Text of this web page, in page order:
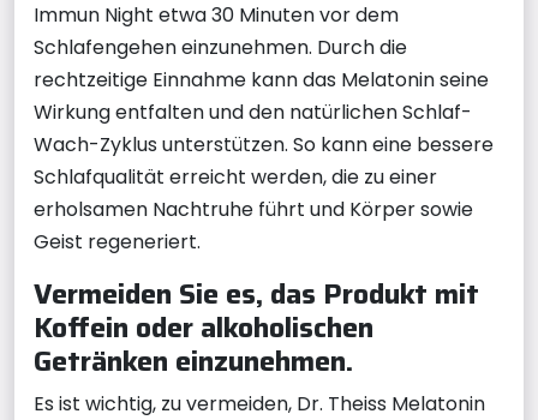
Immun Night etwa 30 Minuten vor dem
Schlafengehen einzunehmen. Durch die
rechtzeitige Einnahme kann das Melatonin seine
Wirkung entfalten und den natürlichen Schlaf-
Wach-Zyklus unterstützen. So kann eine bessere
Schlafqualität erreicht werden, die zu einer
erholsamen Nachtruhe führt und Körper sowie
Geist regeneriert.
Vermeiden Sie es, das Produkt mit
Koffein oder alkoholischen
Getränken einzunehmen.
Es ist wichtig, zu vermeiden, Dr. Theiss Melatonin